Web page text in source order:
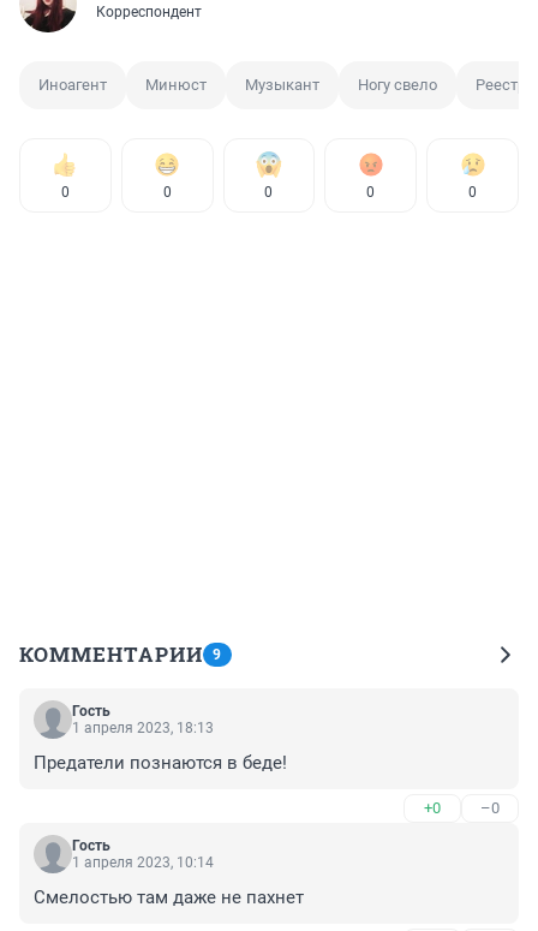
Корреспондент
Иноагент Минюст Музыкант Ногу свело Реестр
0 0 0 0 0
КОММЕНТАРИИ 9
Гость
1 апреля 2023, 18:13
Предатели познаются в беде!
+0 –0
Гость
1 апреля 2023, 10:14
Смелостью там даже не пахнет